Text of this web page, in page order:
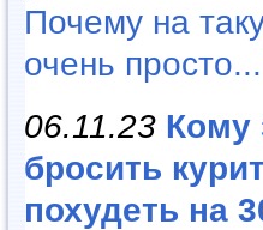
Почему на
очень просто...
06.11.23 Кому
бросить
похудеть на